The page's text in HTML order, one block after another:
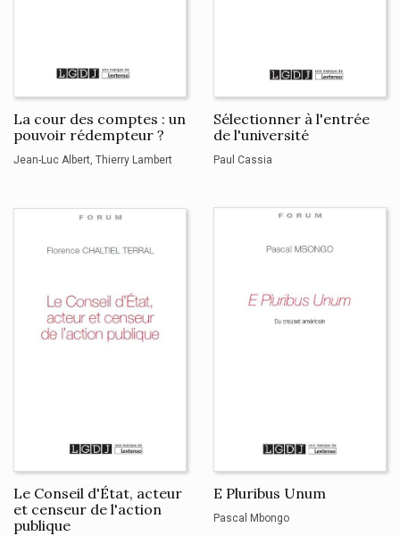
La cour des comptes : un
pouvoir rédempteur ?
Jean-Luc Albert Thierry Lambert
Sélectionner à l'entrée
de l'université
Paul Cassia
Le Conseil d'État, acteur
et censeur de l'action
publique
E Pluribus Unum
Pascal Mbongo